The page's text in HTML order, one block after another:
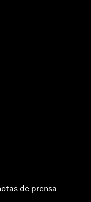
de prensa